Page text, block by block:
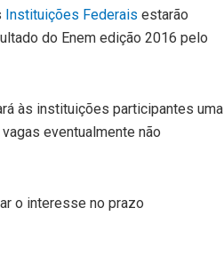
Instituições Federais estarão
do Enem edição 2016 pelo
às instituições participantes uma
eventualmente não
o interesse no prazo